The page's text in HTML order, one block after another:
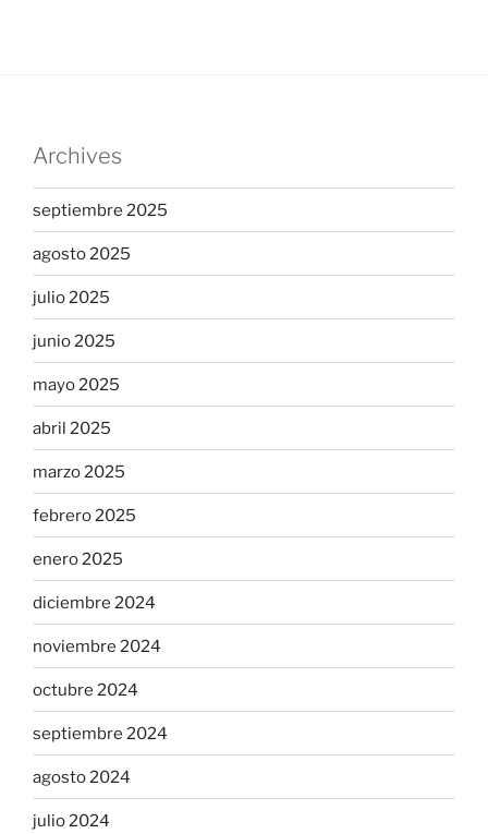
Archives
septiembre 2025
agosto 2025
julio 2025
junio 2025
mayo 2025
abril 2025
marzo 2025
febrero 2025
enero 2025
diciembre 2024
noviembre 2024
octubre 2024
septiembre 2024
agosto 2024
julio 2024